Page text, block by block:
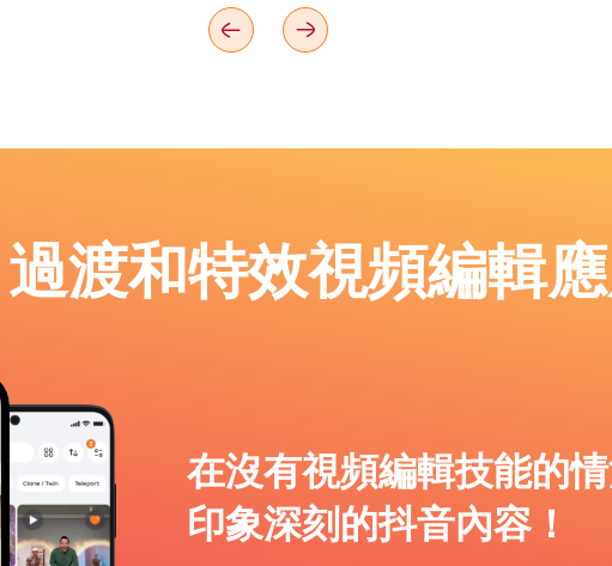
渡和特效視頻編輯
在沒有視頻編輯技能的
印象深刻的抖音內容！